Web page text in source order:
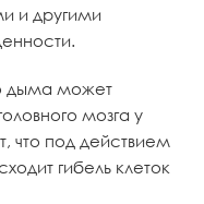
и другими
дыма может
мозга у
что под действием
гибель клеток